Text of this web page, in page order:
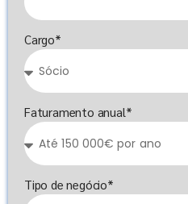
Cargo*
Faturamento anual*
Tipo de negócio*